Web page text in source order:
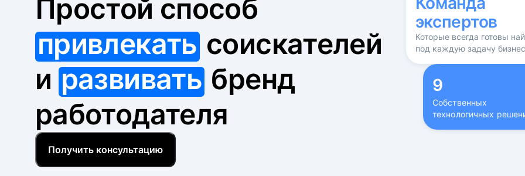
Простой способ
привлекатьсоискателей
и развивать бренд
работодателя
Получить консультацию
экспертов
Которые всегда готовы
под каждую задачу
9
Собственных
технологичных